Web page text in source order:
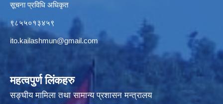
सूचना प्रविधि अधिकृत
९८५५०१३४५९
ito.kailashmun@gmail.com
महत्वपुर्ण लिंकहरु
सङ्घीय मामिला तथा सामान्य प्रशासन मन्त्रालय